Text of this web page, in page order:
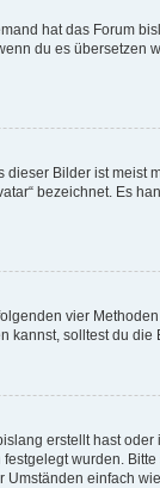
hat das Forum
du es übersetzen
Bilder ist
bezeichnet. Es
vier
solltest du die
erstellt hast
wurden.
einfach